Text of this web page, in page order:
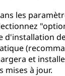
les
d'installation
et
mises à jour.